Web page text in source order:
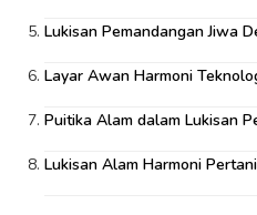
Lukisan Pemandangan Jiwa
Layar Awan Harmoni
Puitika Alam dalam Lukisan
Lukisan Alam Harmoni